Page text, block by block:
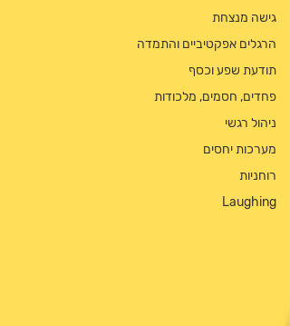
גישה מנצחת
הרגלים אפקטיביים והתמדה
תודעת שפע וכסף
פחדים, חסמים, מלכודות
ניהול רגשי
מערכות יחסים
רוחניות
Laughing